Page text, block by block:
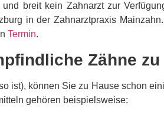
breit kein Zahnarzt zur
in der Zahnarztpraxis
Termin.
Zähne
ist), können Sie zu Hause schon
gehören beispielsweise: